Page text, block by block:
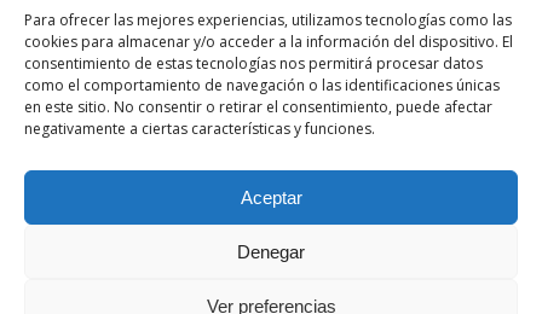
Para ofrecer las mejores experiencias, utilizamos tecnologías como las
cookies para almacenar y/o acceder a la información del dispositivo. El
consentimiento de estas tecnologías nos permitirá procesar datos
como el comportamiento de navegación o las identificaciones únicas
en este sitio. No consentir o retirar el consentimiento, puede afectar
negativamente a ciertas características y funciones.
Aceptar
Denegar
Ver preferencias
participa"
Aviso Legal
Política de Privacidad
Más Información sobre Cookies